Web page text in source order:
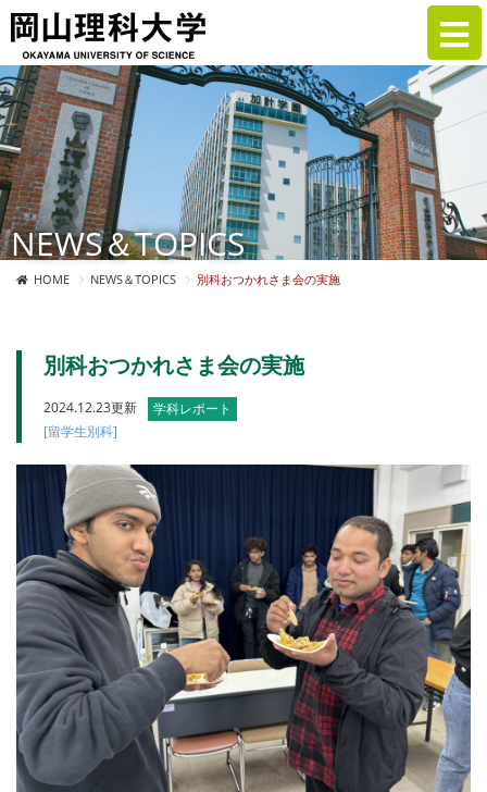
NEWS＆TOPICS
HOME NEWS＆TOPICS 別科おつかれさま会の実施
別科おつかれさま会の実施
2024.12.23更新
学科レポート
[留学生別科]